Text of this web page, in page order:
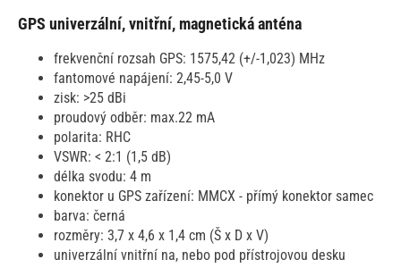
GPS univerzální, vnitřní, magnetická anténa
frekvenční rozsah GPS: 1575,42 (+/-1,023) MHz
fantomové napájení: 2,45-5,0 V
zisk: >25 dBi
proudový odběr: max.22 mA
polarita: RHC
VSWR: < 2:1 (1,5 dB)
délka svodu: 4 m
konektor u GPS zařízení: MMCX - přímý konektor samec
barva: černá
rozměry: 3,7 x 4,6 x 1,4 cm (Š x D x V)
univerzální vnitřní na, nebo pod přístrojovou desku